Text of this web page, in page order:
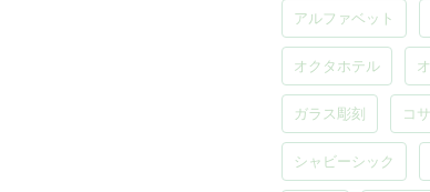
アルファベット
オクタホテル
ガラス彫刻 コ
シャビーシック